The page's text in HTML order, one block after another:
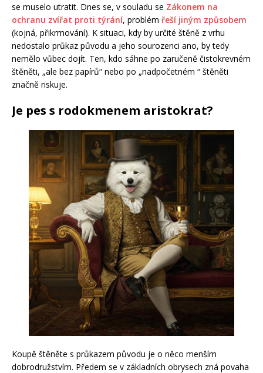
se muselo utratit. Dnes se, v souladu se Zákonem na
ochranu zvířat proti týrání, problém řeší jiným způsobem
(kojná, přikrmování). K situaci, kdy by určité štěně z vrhu
nedostalo průkaz původu a jeho sourozenci ano, by tedy
nemělo vůbec dojít. Ten, kdo sáhne po zaručeně čistokrevném
štěněti, „ale bez papírů“ nebo po „nadpočetném “ štěněti
značně riskuje.
Je pes s rodokmenem aristokrat?
Koupě štěněte s průkazem původu je o něco menším
dobrodružstvím. Předem se v základních obrysech zná povaha